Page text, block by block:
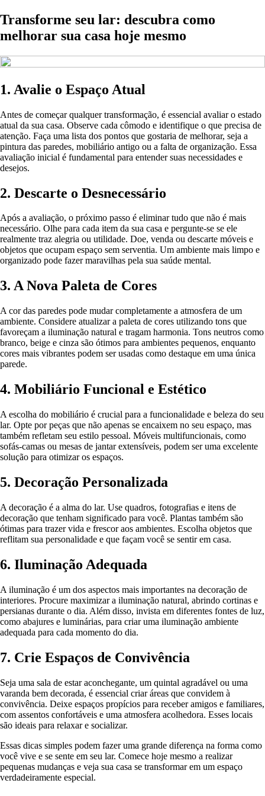
Transforme seu lar: descubra como
melhorar sua casa hoje mesmo
1. Avalie o Espaço Atual
Antes de começar qualquer transformação, é essencial avaliar o estado
atual da sua casa. Observe cada cômodo e identifique o que precisa de
atenção. Faça uma lista dos pontos que gostaria de melhorar, seja a
pintura das paredes, mobiliário antigo ou a falta de organização. Essa
avaliação inicial é fundamental para entender suas necessidades e
desejos.
2. Descarte o Desnecessário
Após a avaliação, o próximo passo é eliminar tudo que não é mais
necessário. Olhe para cada item da sua casa e pergunte-se se ele
realmente traz alegria ou utilidade. Doe, venda ou descarte móveis e
objetos que ocupam espaço sem serventia. Um ambiente mais limpo e
organizado pode fazer maravilhas pela sua saúde mental.
3. A Nova Paleta de Cores
A cor das paredes pode mudar completamente a atmosfera de um
ambiente. Considere atualizar a paleta de cores utilizando tons que
favoreçam a iluminação natural e tragam harmonia. Tons neutros como
branco, beige e cinza são ótimos para ambientes pequenos, enquanto
cores mais vibrantes podem ser usadas como destaque em uma única
parede.
4. Mobiliário Funcional e Estético
A escolha do mobiliário é crucial para a funcionalidade e beleza do seu
lar. Opte por peças que não apenas se encaixem no seu espaço, mas
também refletam seu estilo pessoal. Móveis multifuncionais, como
sofás-camas ou mesas de jantar extensíveis, podem ser uma excelente
solução para otimizar os espaços.
5. Decoração Personalizada
A decoração é a alma do lar. Use quadros, fotografias e itens de
decoração que tenham significado para você. Plantas também são
ótimas para trazer vida e frescor aos ambientes. Escolha objetos que
reflitam sua personalidade e que façam você se sentir em casa.
6. Iluminação Adequada
A iluminação é um dos aspectos mais importantes na decoração de
interiores. Procure maximizar a iluminação natural, abrindo cortinas e
persianas durante o dia. Além disso, invista em diferentes fontes de luz,
como abajures e luminárias, para criar uma iluminação ambiente
adequada para cada momento do dia.
7. Crie Espaços de Convivência
Seja uma sala de estar aconchegante, um quintal agradável ou uma
varanda bem decorada, é essencial criar áreas que convidem à
convivência. Deixe espaços propícios para receber amigos e familiares,
com assentos confortáveis e uma atmosfera acolhedora. Esses locais
são ideais para relaxar e socializar.
Essas dicas simples podem fazer uma grande diferença na forma como
você vive e se sente em seu lar. Comece hoje mesmo a realizar
pequenas mudanças e veja sua casa se transformar em um espaço
verdadeiramente especial.